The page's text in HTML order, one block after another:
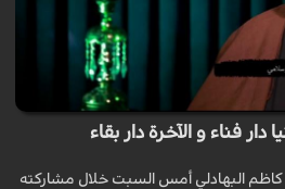
فناء و الآخرة دار بقاء
البهادلي أمس السبت خلال مشاركته